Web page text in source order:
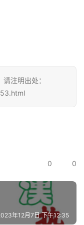
注明出处：
0 0
年12月7日 下午12:35